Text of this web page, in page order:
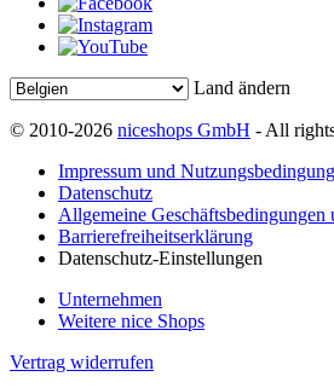
Land ändern
© 2010-2026 niceshops GmbH - All
Impressum und
Datenschutz
Allgemeine
Barrierefreiheitserklärung
Datenschutz-Einstellungen
Unternehmen
Weitere nice Shops
Vertrag widerrufen